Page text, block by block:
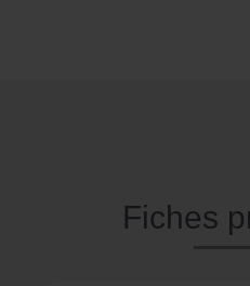
Fiches